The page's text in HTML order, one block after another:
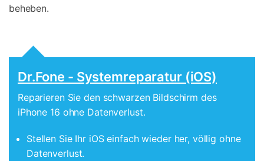
beheben.
Dr.Fone - Systemreparatur (iOS)
Reparieren Sie den schwarzen Bildschirm des
iPhone 16 ohne Datenverlust.
Stellen Sie Ihr iOS einfach wieder her, völlig ohne
Datenverlust.